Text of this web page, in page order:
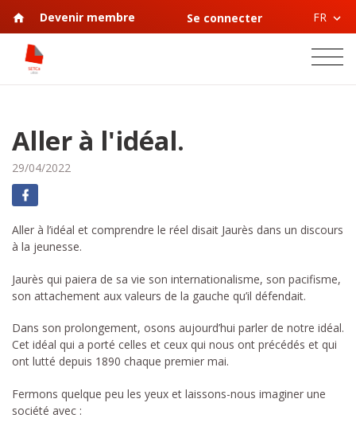
Devenir membre Se connecter FR
Aller à l'idéal.
29/04/2022
Aller à l’idéal et comprendre le réel disait Jaurès dans un discours
à la jeunesse.
Jaurès qui paiera de sa vie son internationalisme, son pacifisme,
son attachement aux valeurs de la gauche qu’il défendait.
Dans son prolongement, osons aujourd’hui parler de notre idéal.
Cet idéal qui a porté celles et ceux qui nous ont précédés et qui
ont lutté depuis 1890 chaque premier mai.
Fermons quelque peu les yeux et laissons-nous imaginer une
société avec :